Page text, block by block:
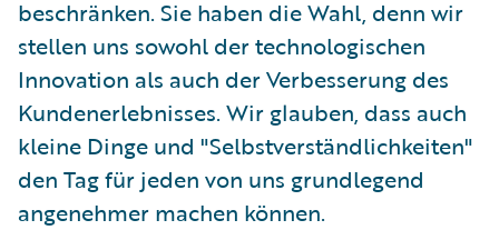
beschränken. Sie haben die Wahl, denn wir
stellen uns sowohl der technologischen
Innovation als auch der Verbesserung des
Kundenerlebnisses. Wir glauben, dass auch
kleine Dinge und "Selbstverständlichkeiten"
den Tag für jeden von uns grundlegend
angenehmer machen können.